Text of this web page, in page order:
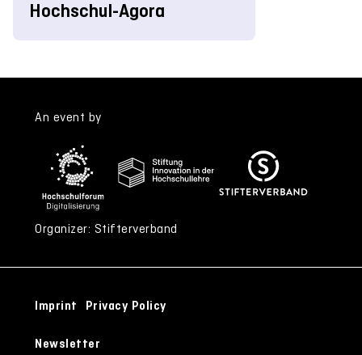
Hochschul-Agora
An event by
Organizer: Stifterverband
Imprint Privacy Policy
Newsletter